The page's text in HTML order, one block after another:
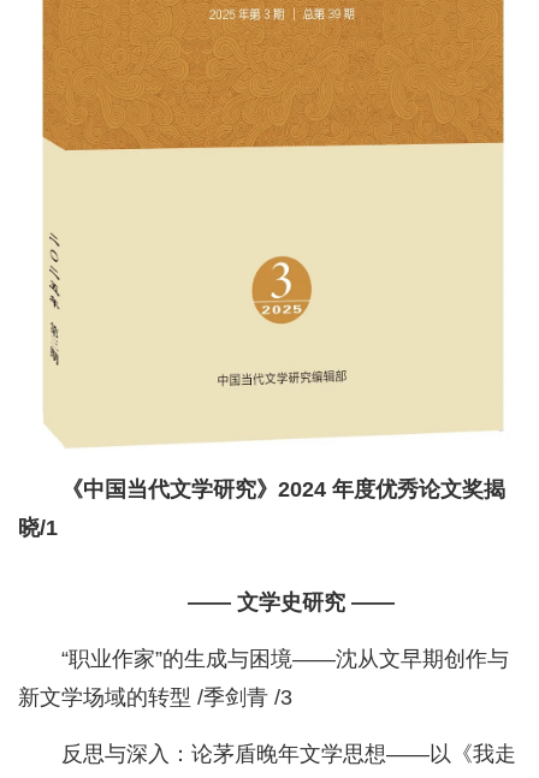
《中国当代文学研究》2024 年度优秀论文奖揭
晓/1
—— 文学史研究 ——
“职业作家”的生成与困境——沈从文早期创作与
新文学场域的转型 /季剑青 /3
反思与深入：论茅盾晚年文学思想——以《我走